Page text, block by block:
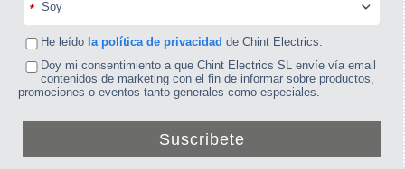
*
He leído la política de privacidad de Chint Electrics.
Doy mi consentimiento a que Chint Electrics SL envíe vía email
contenidos de marketing con el fin de informar sobre productos,
promociones o eventos tanto generales como especiales.
Suscribete